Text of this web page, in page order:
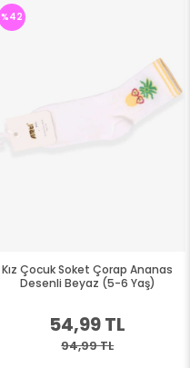
Kız Çocuk Soket Çorap Ananas
Desenli Beyaz (5-6 Yaş)
54,99 TL
94,99 TL
%42